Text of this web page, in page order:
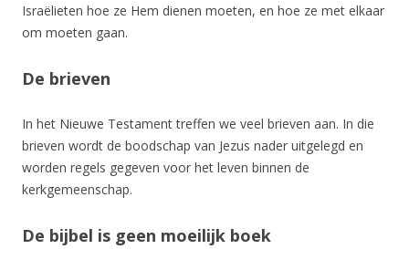
Israëlieten hoe ze Hem dienen moeten, en hoe ze met elkaar
om moeten gaan.
De brieven
In het Nieuwe Testament treffen we veel brieven aan. In die
brieven wordt de boodschap van Jezus nader uitgelegd en
worden regels gegeven voor het leven binnen de
kerkgemeenschap.
De bijbel is geen moeilijk boek